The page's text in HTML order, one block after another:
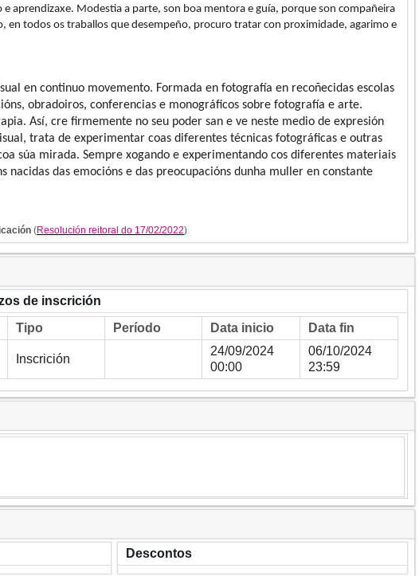
aprendizaxe. Modestia a parte, son boa mentora e guía, porque son compañeira
en todos os traballos que desempeño, procuro tratar con proximidade, agarimo e
en continuo movemento. Formada en fotografía en recoñecidas escolas
obradoiros, conferencias e monográficos sobre fotografía e arte.
Así, cre firmemente no seu poder san e ve neste medio de expresión
trata de experimentar coas diferentes técnicas fotográficas e outras
súa mirada. Sempre xogando e experimentando cos diferentes materiais
nacidas das emocións e das preocupacións dunha muller en constante
(Resolución reitoral do 17/02/2022)
de inscrición
Tipo
Período Data inicio Data fin
Inscrición
24/09/2024
00:00
06/10/2024
23:59
Descontos